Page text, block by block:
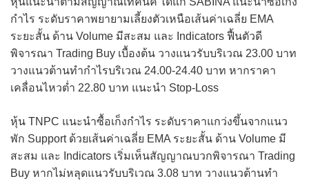
กำไร ระดับราคาพยายามเลี้ยงตัวเหนือเส้นค่าเฉลี่ย EMA
ระยะสั้น ด้าน Volume มีสะสม และ Indicators ฟื้นตัวดี
พิจารณา Trading Buy เบื้องต้น วางแนวรับบริเวณ 23.00 บาท
วางแนวต้านทำกำไรบริเวณ 24.00-24.40 บาท หากราคา
เคลื่อนไหวต่ำ 22.80 บาท แนะนำ Stop-Loss
หุ้น TNPC แนะนำซื้อเก็งกำไร ระดับราคาแกว่งขึ้นจากแนว
พัก Support ด้วยเส้นค่าเฉลี่ย EMA ระยะสั้น ด้าน Volume มี
สะสม และ Indicators เริ่มเห็นสัญญาณบวกพิจารณา Trading
Buy หากไม่หลุดแนวรับบริเวณ 3.08 บาท วางแนวต้านทำ